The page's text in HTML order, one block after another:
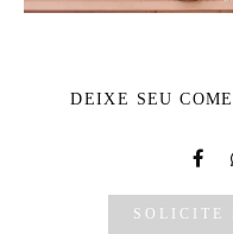
DEIXE SEU
SOLICITE